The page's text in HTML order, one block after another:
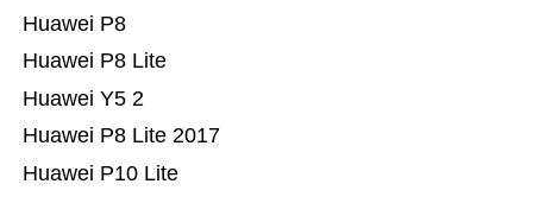
Huawei P10 Lite
Huawei P8 Lite 2017
Huawei Y5 2
Huawei P8 Lite
Huawei P8